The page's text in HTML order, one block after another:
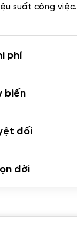
suất công việc.
phí
biến
đối
đời